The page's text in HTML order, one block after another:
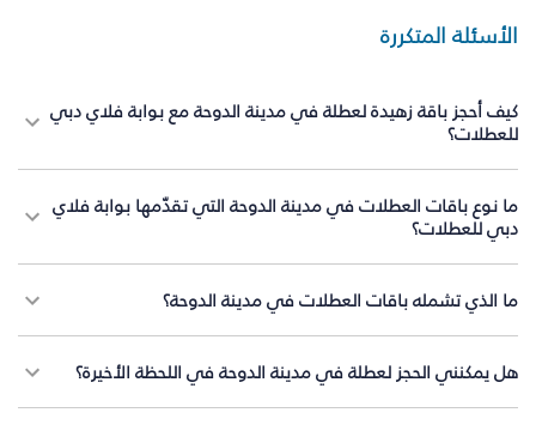
الأسئلة المتكررة
كيف أحجز باقة زهيدة لعطلة في مدينة الدوحة مع بوابة فلاي دبي
للعطلات؟
ما نوع باقات العطلات في مدينة الدوحة التي تقدّمها بوابة فلاي
دبي للعطلات؟
ما الذي تشمله باقات العطلات في مدينة الدوحة؟
هل يمكنني الحجز لعطلة في مدينة الدوحة في اللحظة الأخيرة؟